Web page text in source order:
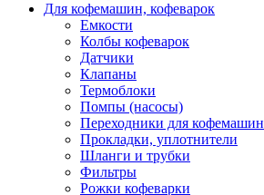
Для кофемашин, кофеварок
Емкости
Колбы кофеварок
Датчики
Клапаны
Термоблоки
Помпы (насосы)
Переходники для кофемашин
Прокладки, уплотнители
Шланги и трубки
Фильтры
Рожки кофеварки